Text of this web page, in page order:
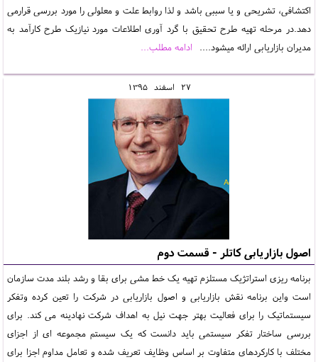
اکتشافی، تشریحی و یا سببی باشد و لذا روابط علت و معلولی را مورد بررسی قرارمی
دهد.در مرحله تهیه طرح تحقیق با گرد آوری اطلاعات مورد نیازیک طرح کارآمد به
مدیران بازاریابی ارائه میشود.... ادامه مطلب...
27 اسفند 1395
اصول بازاریابی کاتلر - قسمت دوم
برنامه ریزی استراتژیک مستلزم تهیه یک خط مشی برای بقا و رشد بلند مدت سازمان
است واین برنامه نقش بازاریابی و اصول بازاریابی در شرکت را تعین کرده وتفکر
سیستماتیک را برای فعالیت بهتر جهت نیل به اهداف شرکت نهادینه می کند. برای
بررسی ساختار تفکر سیستمی باید دانست که یک سیستم مجموعه ای از اجزای
مختلف با کارکردهای متفاوت بر اساس وظایف تعریف شده و تعامل مداوم اجزا برای